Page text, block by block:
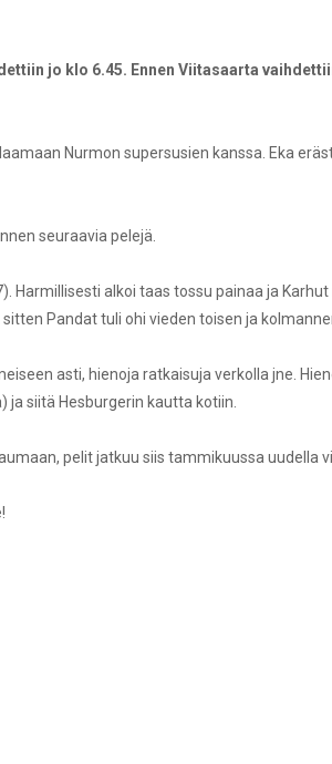
jo klo 6.45. Ennen Viitasaarta
Nurmon supersusien kanssa. Eka
seuraavia pelejä.
alkoi taas tossu painaa ja
Pandat tuli ohi vieden toisen ja
asti, hienoja ratkaisuja verkolla jne.
ja siitä Hesburgerin kautta kotiin.
pelit jatkuu siis tammikuussa uudella